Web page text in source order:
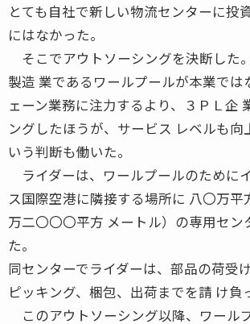
とても自社で新しい物流センターに投
にはなかった。
そこでアウトソーシングを決断した。
製造 業であるワールプールが本業では
ェーン業務に注力するより、３ＰＬ企
ングしたほうが、サービス レベルも向
いう判断も働いた。
ライダーは、ワールプールのために
ス国際空港に隣接する場所に 八〇万平
万二〇〇〇平方 メートル）の専用セン
た。
同センターでライダーは、部品の荷受
ピッキング、梱包、出荷までを請 け負
このアウトソーシング以降、ワール